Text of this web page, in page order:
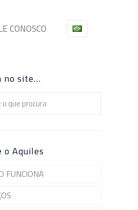
CONOSCO
no site…
o Aquiles
FUNCIONA